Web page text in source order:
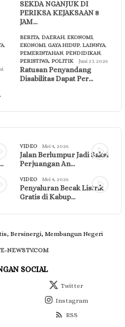
SEKDA NGANJUK DI
PERIKSA KEJAKSAAN 8
JAM…
,
BERITA, DAERAH, EKONOMI,
EKONOMI, GAYA HIDUP, LAINNYA,
PEMERINTAHAN, PENDIDIKAN,
PERISTIWA, POLITIK Juni 27, 2026
Ratusan Penyandang
Disabilitas Dapat Per…
VIDEO Mei 4, 2026
Jalan Berlumpur Jadi Saksi
Perjuangan An…
VIDEO Mei 4, 2026
Penyaluran Becak Listrik
Gratis di Kabup…
NEWSTV.COM
SOCIAL
Twitter
Instagram
RSS